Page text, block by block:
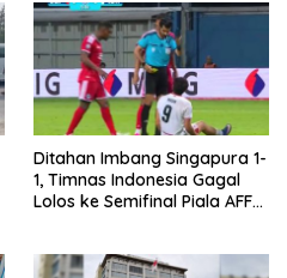
Ditahan Imbang Singapura 1-
1, Timnas Indonesia Gagal
Lolos ke Semifinal Piala AFF